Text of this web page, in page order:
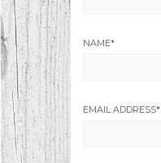
NAME*
EMAIL ADDRESS*